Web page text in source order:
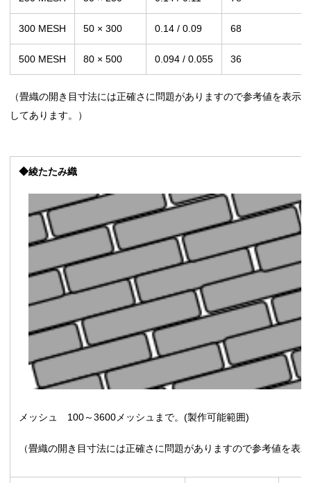
300 MESH 50 × 300 0.14 / 0.09 68
500 MESH 80 × 500 0.094 / 0.055 36
（畳織の開き目寸法には正確さに問題がありますので参考値を表示
してあります。）
◆綾たたみ織
メッシュ 100～3600メッシュまで。(製作可能範囲)
（畳織の開き目寸法には正確さに問題がありますので参考値を表